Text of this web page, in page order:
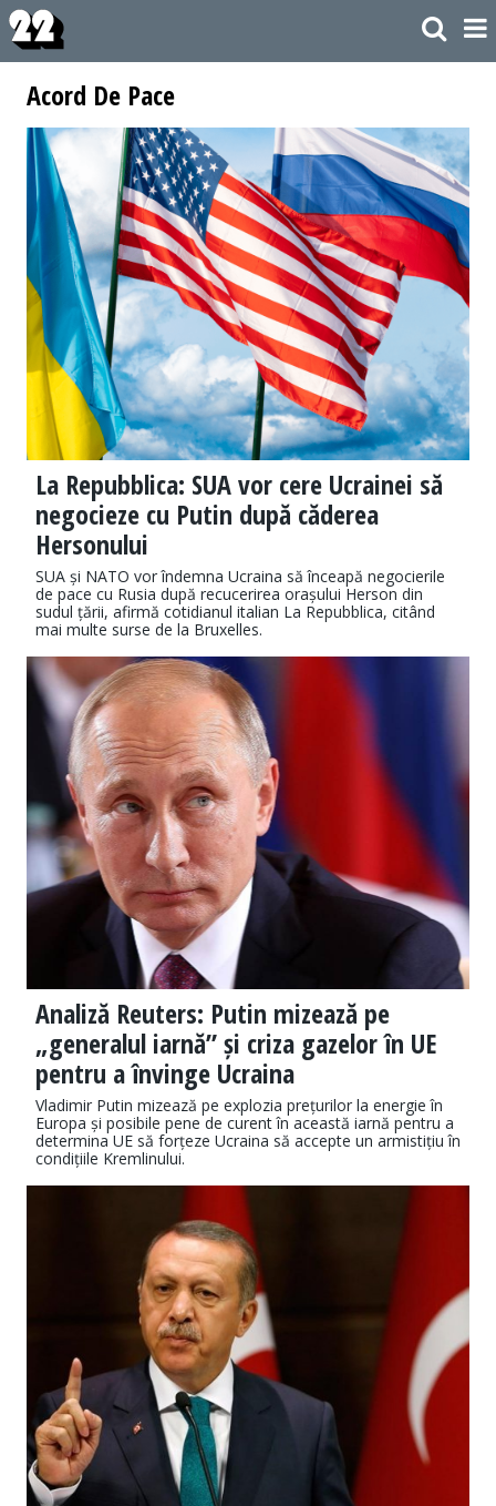
Acord De Pace
La Repubblica: SUA vor cere Ucrainei să
negocieze cu Putin după căderea
Hersonului
SUA și NATO vor îndemna Ucraina să înceapă negocierile
de pace cu Rusia după recucerirea orașului Herson din
sudul țării, afirmă cotidianul italian La Repubblica, citând
mai multe surse de la Bruxelles.
Analiză Reuters: Putin mizează pe
„generalul iarnă” și criza gazelor în UE
pentru a învinge Ucraina
Vladimir Putin mizează pe explozia prețurilor la energie în
Europa și posibile pene de curent în această iarnă pentru a
determina UE să forțeze Ucraina să accepte un armistițiu în
condițiile Kremlinului.